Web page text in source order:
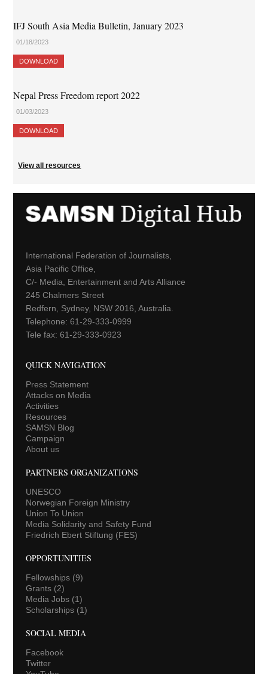
IFJ South Asia Media Bulletin, January 2023
01/18/2023
DOWNLOAD
Nepal Press Freedom report 2022
01/03/2023
DOWNLOAD
View all resources
International Federation of Journalists,
Asia Pacific Office,
C/- Media, Entertainment and Arts Alliance
245 Chalmers Street
Redfern, Sydney, NSW 2016, Australia.
Telephone: 61-29-333-0999
Tele fax: 61-29-333-0923
QUICK NAVIGATION
Press Statement
Attacks on Media
Activities
Resources
SAMSN Blog
Campaign
About us
PARTNERS ORGANIZATIONS
UNESCO
Norwegian Foreign Ministry
Union To Union
Media Solidarity and Safety Fund
Friedrich Ebert Stiftung (FES)
OPPORTUNITIES
Fellowships(9)
Grants(2)
Media Jobs(1)
Scholarships(1)
SOCIAL MEDIA
Facebook
Twitter